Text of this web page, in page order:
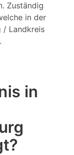
Zuständig
in der
/ Landkreis
in